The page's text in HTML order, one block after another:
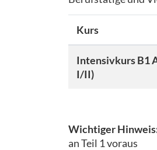
Kurs
Intensivkurs B1
I/II)
Wichtiger
an Teil 1 voraus